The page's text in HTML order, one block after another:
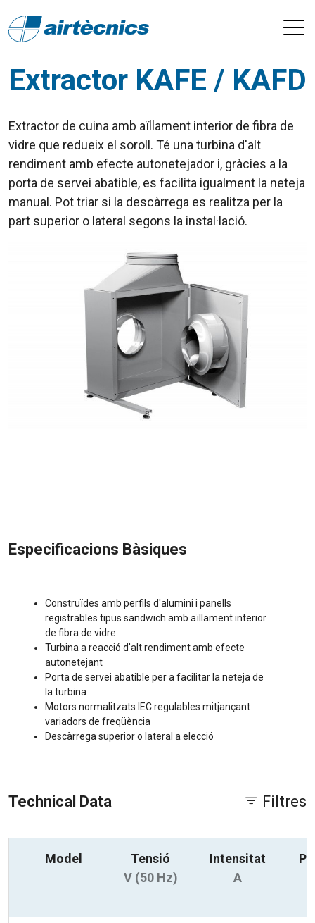
Extractor KAFE / KAFD
Extractor de cuina amb aïllament interior de fibra de
vidre que redueix el soroll. Té una turbina d'alt
rendiment amb efecte autonetejador i, gràcies a la
porta de servei abatible, es facilita igualment la neteja
manual. Pot triar si la descàrrega es realitza per la
part superior o lateral segons la instal·lació.
Especificacions Bàsiques
Construïdes amb perfils d'alumini i panells
registrables tipus sandwich amb aïllament interior
de fibra de vidre
Turbina a reacció d'alt rendiment amb efecte
autonetejant
Porta de servei abatible per a facilitar la neteja de
la turbina
Motors normalitzats IEC regulables mitjançant
variadors de freqüència
Descàrrega superior o lateral a elecció
Technical Data Filtres
Model
Tensió
V (50 Hz)
Intensitat
A